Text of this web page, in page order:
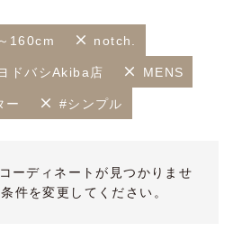
160cm notch.
ドバシAkiba店 MENS
ー #シンプル
ーディネートが見つかりませ
件を変更してください。